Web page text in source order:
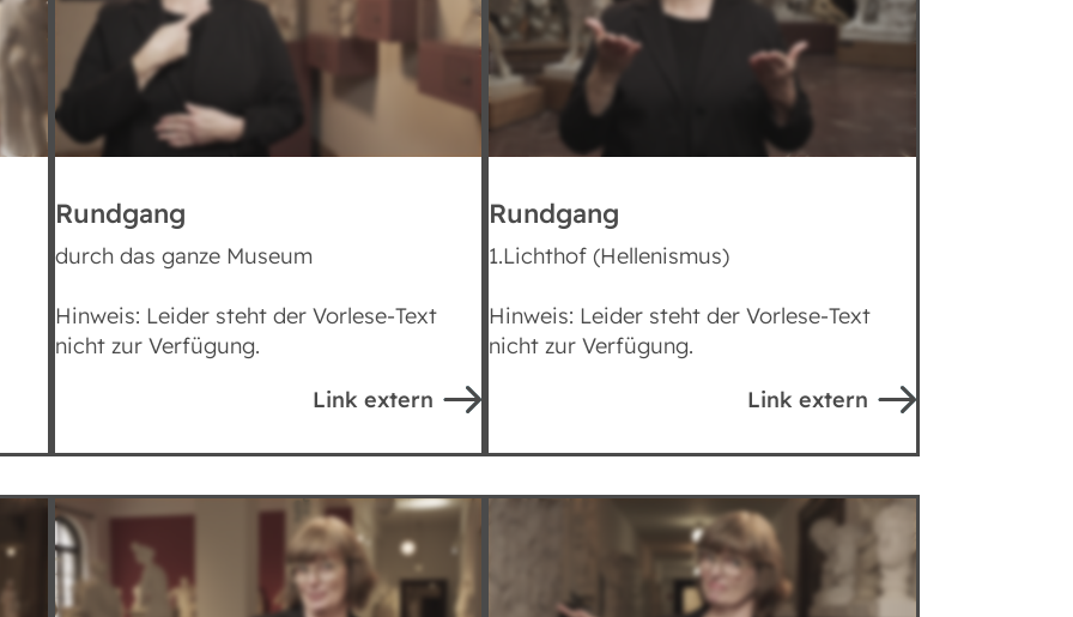
Bedienungshilfen
Textgröße
Rundgang
durch das ganze Museum
Hinweis: Leider steht der Vorlese-Text
nicht zur Verfügung.
Link extern
Rundgang
1.Lichthof (Hellenismus)
Hinweis: Leider steht der Vorlese-Text
nicht zur Verfügung.
Link extern